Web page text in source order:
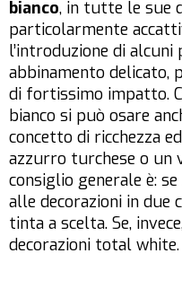
bianco, in tutte le sue
particolarmente
l’introduzione di alcuni
abbinamento delicato,
di fortissimo impatto.
bianco si può osare
concetto di ricchezza
azzurro turchese o un
consiglio generale è:
alle decorazioni in due
tinta a scelta. Se,
decorazioni total white.